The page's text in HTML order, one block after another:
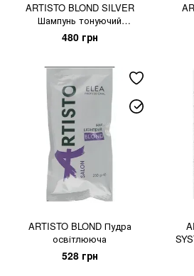
ARTISTO BLOND SILVER
Шампунь тонуючий
антижовтий
480 грн
ARTISTO BLOND Пудра
освітлююча
528 грн